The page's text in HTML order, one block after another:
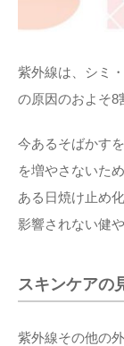
紫外線は、シミ
の原因のおよそ8
今あるそばかす
を増やさないた
ある日焼け止め
影響されない健
スキンケアの
紫外線その他の